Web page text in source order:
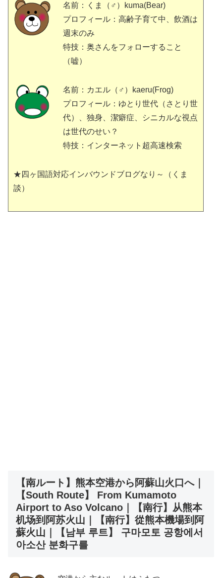
名前：くま（♂）kuma(Bear)
プロフィール：高齢子育て中、飲酒は
週末のみ
特技：奥さんをフォローすること
（嘘）
名前：カエル（♂）kaeru(Frog)
プロフィール：ゆとり世代（さとり世
代）、独身、潔癖症、シニカルな視点
は世代のせい？
特技：インターネット超高速検索
★四ヶ国語対応インバウンドブログなり～（くま
談）
【南ルート】熊本空港から阿蘇山火口へ｜
【South Route】 From Kumamoto
Airport to Aso Volcano｜【南行】从熊本
机场到阿苏火山｜【南行】從熊本機場到阿
蘇火山｜【남부 루트】 구마모토 공항에서
아소산 분화구를